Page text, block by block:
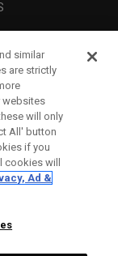
similar
are strictly
websites
will only
All' button
if you
will
Ad &